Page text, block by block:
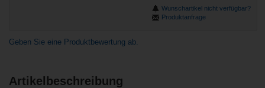
Geben Sie eine Produktbewertung ab.
Artikelbeschreibung
Wunschartikel nicht verfügbar?
Produktanfrage